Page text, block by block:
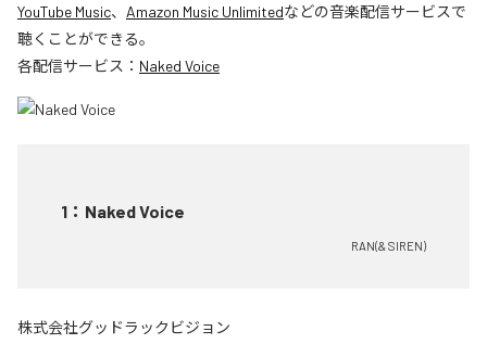
YouTube Music、 Amazon Music Unlimitedなどの音楽配信サービスで
聴くことができる。
各配信サービス： Naked Voice
1 ： Naked Voice
RAN(& SIREN)
株式会社グッドラックビジョン